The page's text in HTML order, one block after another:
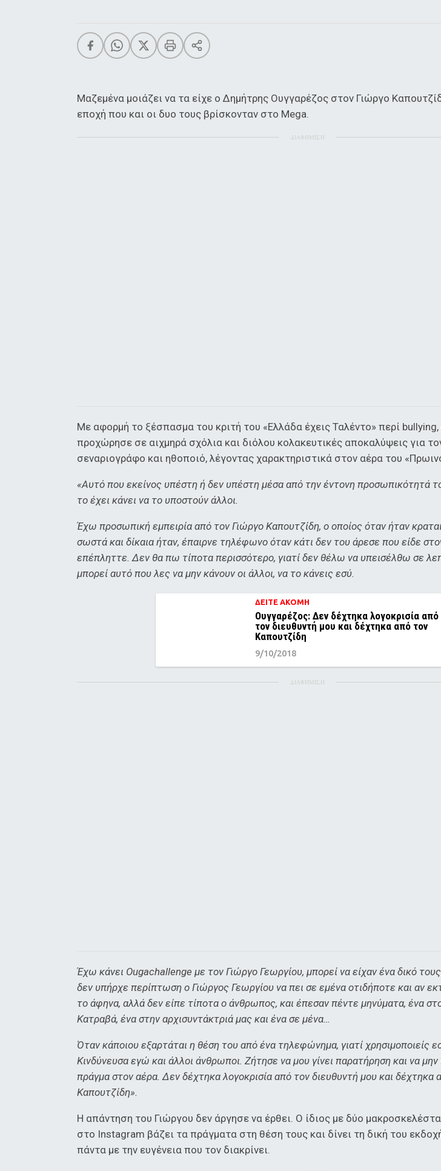
Μαζεμένα μοιάζει να τα είχε ο Δημήτρης Ουγγαρέζος στον Γιώργο
εποχή που και οι δυο τους βρίσκονταν στο Mega.
ΔΙΑΦΗΜΙΣΗ
Με αφορμή το ξέσπασμα του κριτή του «Ελλάδα έχεις Ταλέντο» περί
προχώρησε σε αιχμηρά σχόλια και διόλου κολακευτικές αποκαλύψεις για
σεναριογράφο και ηθοποιό, λέγοντας χαρακτηριστικά στον αέρα του
«Αυτό που εκείνος υπέστη ή δεν υπέστη μέσα από την έντονη προσωπικότητά
το έχει κάνει να το υποστούν άλλοι.
Έχω προσωπική εμπειρία από τον Γιώργο Καπουτζίδη, ο οποίος όταν ήταν
σωστά και δίκαια ήταν, έπαιρνε τηλέφωνο όταν κάτι δεν του άρεσε που είδε
επέπληττε. Δεν θα πω τίποτα περισσότερο, γιατί δεν θέλω να υπεισέλθω σε
μπορεί αυτό που λες να μην κάνουν οι άλλοι, να το κάνεις εσύ.
ΔΕΙΤΕ ΑΚΟΜΗ
Ουγγαρέζος: Δεν δέχτηκα λογοκρισία από
τον διευθυντή μου και δέχτηκα από τον
Καπουτζίδη
9/10/2018
ΔΙΑΦΗΜΙΣΗ
Έχω κάνει Ougachallenge με τον Γιώργο Γεωργίου, μπορεί να είχαν ένα δικό
δεν υπήρχε περίπτωση ο Γιώργος Γεωργίου να πει σε εμένα οτιδήποτε και αν
το άφηνα, αλλά δεν είπε τίποτα ο άνθρωπος, και έπεσαν πέντε μηνύματα, ένα
Κατραβά, ένα στην αρχισυντάκτριά μας και ένα σε μένα…
Όταν κάποιου εξαρτάται η θέση του από ένα τηλεφώνημα, γιατί χρησιμοποιείς
Κινδύνευσα εγώ και άλλοι άνθρωποι. Ζήτησε να μου γίνει παρατήρηση και να μην
πράγμα στον αέρα. Δεν δέχτηκα λογοκρισία από τον διευθυντή μου και δέχτηκα
Καπουτζίδη».
Η απάντηση του Γιώργου δεν άργησε να έρθει. Ο ίδιος με δύο
στο Instagram βάζει τα πράγματα στη θέση τους και δίνει τη δική του
πάντα με την ευγένεια που τον διακρίνει.